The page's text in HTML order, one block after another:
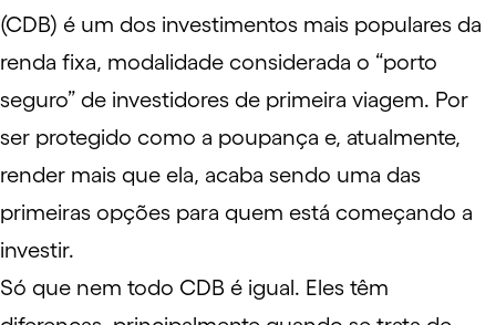
(CDB) é um dos investimentos mais populares da
renda fixa, modalidade considerada o “porto
seguro” de investidores de primeira viagem. Por
ser protegido como a poupança e, atualmente,
render mais que ela, acaba sendo uma das
primeiras opções para quem está começando a
investir.
Só que nem todo CDB é igual. Eles têm